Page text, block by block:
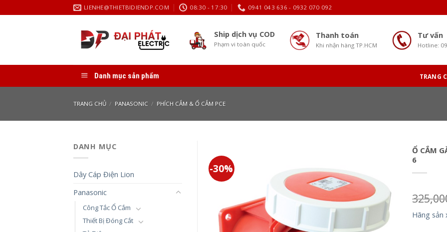
to
LIENHE@THIETBIDIENDP.COM 08:30 - 17:30 0941 043 636 - 0932 070 092
Ship dịch vụ COD
Phạm vi toàn quốc
Thanh toán
Khi nhận hàng TP.HCM
Tư vấn
Hotline:
Danh mục sản phẩm TRANG
TRANG CHỦ / PANASONIC / PHÍCH CẮM & Ổ CẮM PCE
DANH MỤC
Dây Cáp Điện Lion
Panasonic
Công Tắc Ổ Cắm
Thiết Bị Đóng Cắt
-30%
Ổ CẮM
6
Hãng sản